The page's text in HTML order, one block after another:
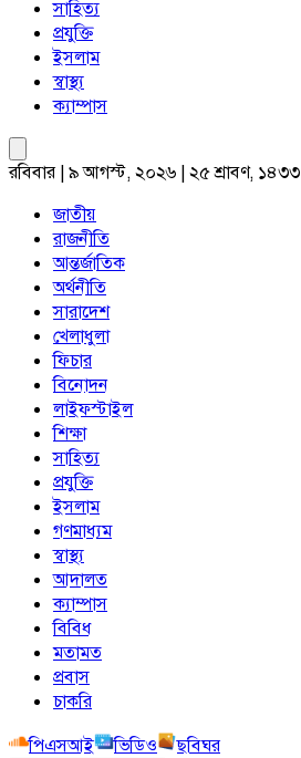
সাহিত্য
প্রযুক্তি
ইসলাম
স্বাস্থ্য
ক্যাম্পাস
রবিবার | ৯ আগস্ট, ২০২৬ | ২৫ শ্রাবণ, ১৪৩৩
জাতীয়
রাজনীতি
আন্তর্জাতিক
অর্থনীতি
সারাদেশ
খেলাধুলা
ফিচার
বিনোদন
লাইফস্টাইল
শিক্ষা
সাহিত্য
প্রযুক্তি
ইসলাম
গণমাধ্যম
স্বাস্থ্য
আদালত
ক্যাম্পাস
বিবিধ
মতামত
প্রবাস
চাকরি
পিএসআই
ভিডিও ছবিঘর